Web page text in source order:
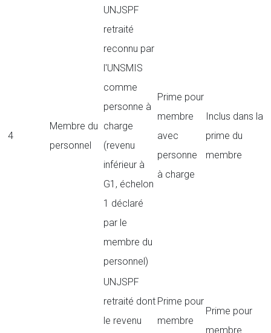
4
Membre du
personnel
UNJSPF
retraité
reconnu par
l'UNSMIS
comme
personne à
charge
(revenu
inférieur à
G1, échelon
1 déclaré
par le
membre du
personnel)
Prime pour
membre
avec
personne
à charge
Inclus dans la
prime du
membre
UNJSPF
retraité dont
le revenu
Prime pour
membre
Prime pour
membre